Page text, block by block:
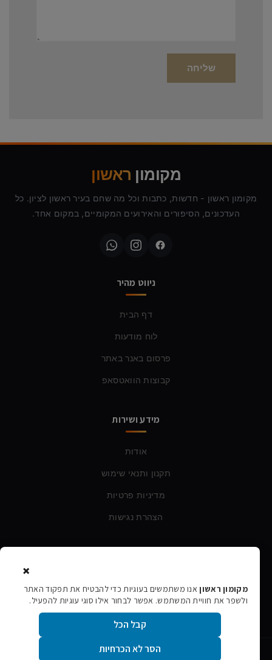
מקומון ראשון
מקומון ראשון - חדשות, כתבות וכל מה שחם בעיר ראשון לציון. כל
העדכונים, הסיפורים והאירועים המקומיים, במקום אחד.
ניווט מהיר
דף הבית
לוח מודעות
פרסום באנר באתר
קבוצות הוואטסאפ
מידע ושירות
אודות
תקנון ותנאי שימוש
מדיניות פרטיות
הצהרת נגישות
טלפון: 054-760-6388
×
מקומון ראשוןאנו משתמשים בעוגיות כדי להבטיח את תפקוד האתר
ולשפר את חוויית המשתמש. אפשר לבחור אילו סוגי עוגיות להפעיל.
קבל הכל
הסר לא הכרחיות